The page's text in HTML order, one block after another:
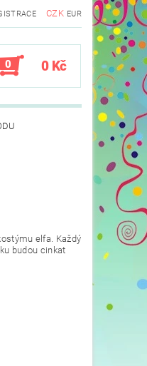
CZK EUR
0 0 Kč
elfa. Každý
budou cinkat